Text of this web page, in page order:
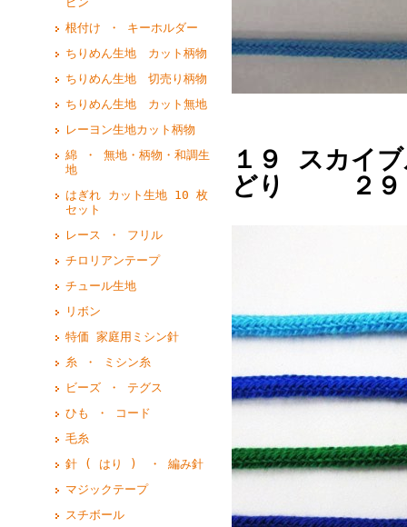
根付け ・ キーホルダー
ちりめん生地 カット柄物
ちりめん生地 切売り柄物
ちりめん生地 カット無地
レーヨン生地カット柄物
綿 ・ 無地・柄物・和調生
地
はぎれ カット生地 10 枚
セット
レース ・ フリル
チロリアンテープ
チュール生地
リボン
特価 家庭用ミシン針
糸 ・ ミシン糸
ビーズ ・ テグス
ひも ・ コード
毛糸
針 ( はり ) ・ 編み針
マジックテープ
スチボール
１９ スカ
どり ２